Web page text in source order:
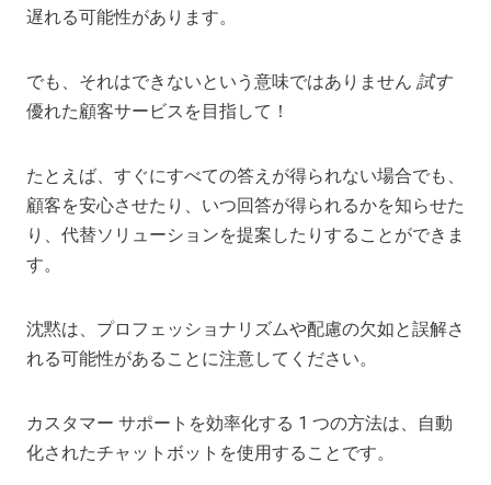
遅れる可能性があります。
でも、それはできないという意味ではありません 試す
優れた顧客サービスを目指して！
たとえば、すぐにすべての答えが得られない場合でも、
顧客を安心させたり、いつ回答が得られるかを知らせた
り、代替ソリューションを提案したりすることができま
す。
沈黙は、プロフェッショナリズムや配慮の欠如と誤解さ
れる可能性があることに注意してください。
カスタマー サポートを効率化する 1 つの方法は、自動
化されたチャットボットを使用することです。